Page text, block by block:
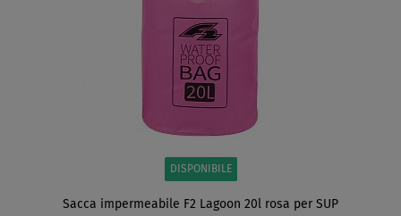
DISPONIBILE
Sacca impermeabile F2 Lagoon 20l rosa per SUP